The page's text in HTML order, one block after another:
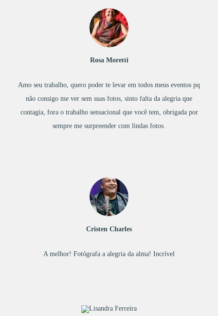
Amo seu trabalho, quero poder te levar em todos meus eventos pq
não consigo me ver sem suas fotos, sinto falta da alegria que
contagia, fora o trabalho sensacional que você tem, obrigada por
sempre me surpreender com lindas fotos.
Rosa Moretti
A melhor! Fotógrafa a alegria da alma! Incrível
Cristen Charles